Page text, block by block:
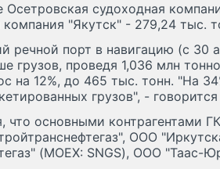
Осетровская судоходная
компания "Якутск" - 279,24 тыс.
речной порт в навигацию (с 30
грузов, проведя 1,036 млн
на 12%, до 465 тыс. тонн. "На
грузов", -
что основными контрагентами
ООО
(MOEX: SNGS), ООО "Таас-